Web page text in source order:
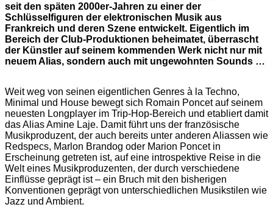
seit den späten 2000er-Jahren zu einer der
Schlüsselfiguren der elektronischen Musik aus
Frankreich und deren Szene entwickelt. Eigentlich im
Bereich der Club-Produktionen beheimatet, überrascht
der Künstler auf seinem kommenden Werk nicht nur mit
neuem Alias, sondern auch mit ungewohnten Sounds …
Weit weg von seinen eigentlichen Genres à la Techno,
Minimal und House bewegt sich Romain Poncet auf seinem
neuesten Longplayer im Trip-Hop-Bereich und etabliert damit
das Alias Amine Laje. Damit führt uns der französische
Musikproduzent, der auch bereits unter anderen Aliassen wie
Redspecs, Marlon Brandog oder Marion Poncet in
Erscheinung getreten ist, auf eine introspektive Reise in die
Welt eines Musikproduzenten, der durch verschiedene
Einflüsse geprägt ist – ein Bruch mit den bisherigen
Konventionen geprägt von unterschiedlichen Musikstilen wie
Jazz und Ambient.